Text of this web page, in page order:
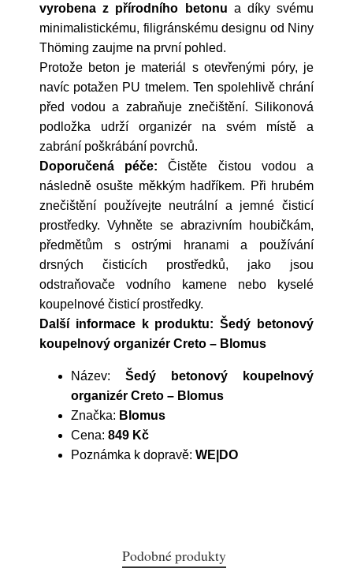
vyrobena z přírodního betonu a díky svému
minimalistickému, filigránskému designu od Niny
Thöming zaujme na první pohled.
Protože beton je materiál s otevřenými póry, je
navíc potažen PU tmelem. Ten spolehlivě chrání
před vodou a zabraňuje znečištění. Silikonová
podložka udrží organizér na svém místě a
zabrání poškrábání povrchů.
Doporučená péče: Čistěte čistou vodou a
následně osušte měkkým hadříkem. Při hrubém
znečištění používejte neutrální a jemné čisticí
prostředky. Vyhněte se abrazivním houbičkám,
předmětům s ostrými hranami a používání
drsných čisticích prostředků, jako jsou
odstraňovače vodního kamene nebo kyselé
koupelnové čisticí prostředky.
Další informace k produktu: Šedý betonový
koupelnový organizér Creto – Blomus
Název: Šedý betonový koupelnový
organizér Creto – Blomus
Značka: Blomus
Cena: 849 Kč
Poznámka k dopravě: WE|DO
Podobné produkty